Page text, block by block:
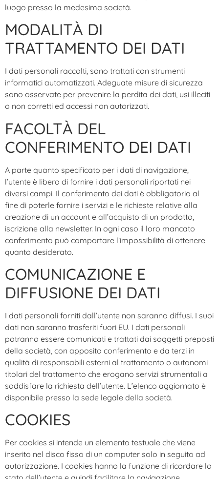
luogo presso la medesima società.
MODALITÀ DI
TRATTAMENTO DEI DATI
I dati personali raccolti, sono trattati con strumenti
informatici automatizzati. Adeguate misure di sicurezza
sono osservate per prevenire la perdita dei dati, usi illeciti
o non corretti ed accessi non autorizzati.
FACOLTÀ DEL
CONFERIMENTO DEI DATI
A parte quanto specificato per i dati di navigazione,
l’utente è libero di fornire i dati personali riportati nei
diversi campi. Il conferimento dei dati è obbligatorio al
fine di poterle fornire i servizi e le richieste relative alla
creazione di un account e all’acquisto di un prodotto,
iscrizione alla newsletter. In ogni caso il loro mancato
conferimento può comportare l’impossibilità di ottenere
quanto desiderato.
COMUNICAZIONE E
DIFFUSIONE DEI DATI
I dati personali forniti dall’utente non saranno diffusi. I suoi
dati non saranno trasferiti fuori EU. I dati personali
potranno essere comunicati e trattati dai soggetti preposti
della società, con apposito conferimento e da terzi in
qualità di responsabili esterni al trattamento o autonomi
titolari del trattamento che erogano servizi strumentali a
soddisfare la richiesta dell’utente. L’elenco aggiornato è
disponibile presso la sede legale della società.
COOKIES
Per cookies si intende un elemento testuale che viene
inserito nel disco fisso di un computer solo in seguito ad
autorizzazione. I cookies hanno la funzione di ricordare lo